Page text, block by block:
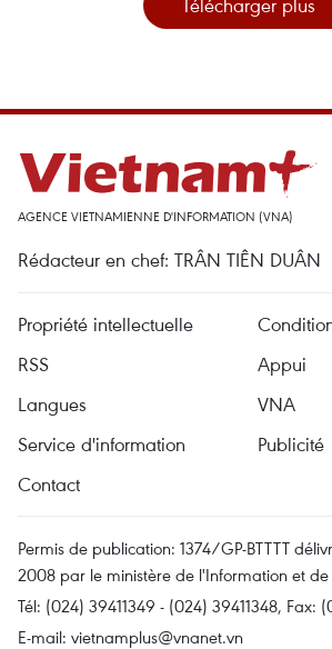
AGENCE VIETNAMIENNE D'INFORMATION (VNA)
Rédacteur en chef: TRÂN TIÊN DUÂN
Propriété intellectuelle
RSS
Appui
Langues
VNA
Service d'information
Publicité
Contact
Permis de publication: 1374/GP-BTTTT
2008 par le ministère de l'Information et
Tél: (024) 39411349 - (024) 39411348, Fax:
E-mail: vietnamplus@vnanet.vn